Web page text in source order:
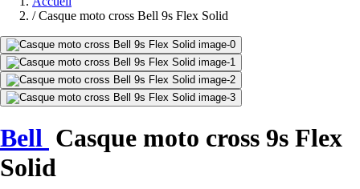
/ Casque moto cross Bell 9s Flex Solid
Bell Casque moto cross 9s Flex
Solid